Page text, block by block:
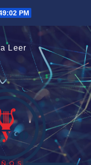
PM
Leer